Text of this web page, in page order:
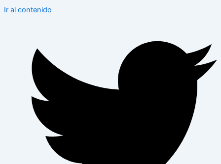
Ir al contenido